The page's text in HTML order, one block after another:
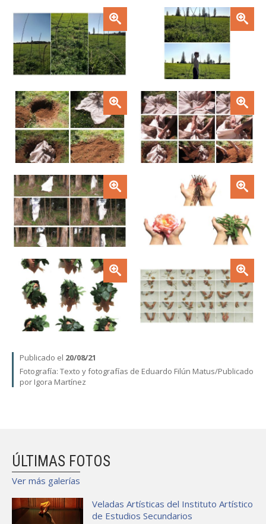
Zoom Zoom
Zoom Zoom
Zoom
Zoom
Publicado el 20/08/21
Fotografía: Texto y fotografías de Eduardo Filún Matus Publicado
por Igora Martínez
ÚLTIMAS FOTOS
Ver más galerías
Veladas Artísticas del Instituto Artístico
de Estudios Secundarios